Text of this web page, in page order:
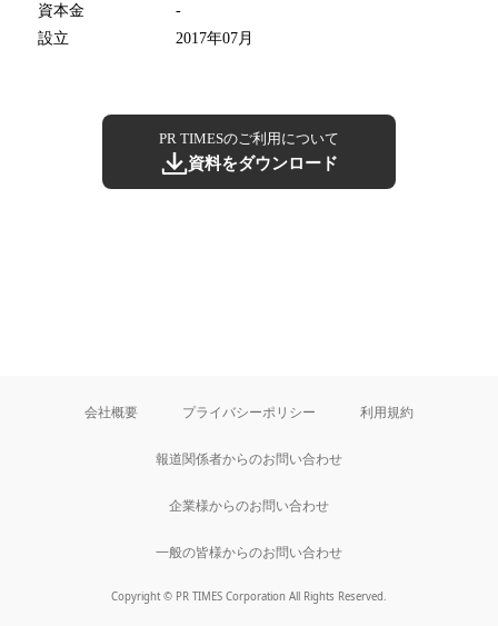
資本金
-
設立
2017年07月
PR TIMESのご利用について
資料をダウンロード
会社概要 プライバシーポリシー 利用規約
報道関係者からのお問い合わせ
企業様からのお問い合わせ
一般の皆様からのお問い合わせ
Copyright © PR TIMES Corporation All Rights Reserved.